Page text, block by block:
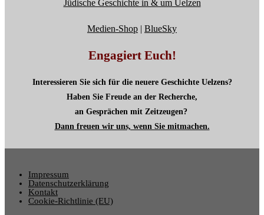
Jüdische Geschichte in & um Uelzen
Medien-Shop | BlueSky
Engagiert Euch!
Interessieren Sie sich für die neuere Geschichte Uelzens?
Haben Sie Freude an der Recherche,
an Gesprächen mit Zeitzeugen?
Dann freuen wir uns, wenn Sie mitmachen.
Impressum
Datenschutzerklärung
Kontakt
Cookie-Richtlinie (EU)